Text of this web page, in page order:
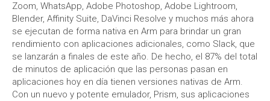
Zoom, WhatsApp, Adobe Photoshop, Adobe Lightroom,
Blender, Affinity Suite, DaVinci Resolve y muchos más ahora
se ejecutan de forma nativa en Arm para brindar un gran
rendimiento con aplicaciones adicionales, como Slack, que
se lanzarán a finales de este año. De hecho, el 87% del total
de minutos de aplicación que las personas pasan en
aplicaciones hoy en día tienen versiones nativas de Arm.
Con un nuevo y potente emulador, Prism, sus aplicaciones